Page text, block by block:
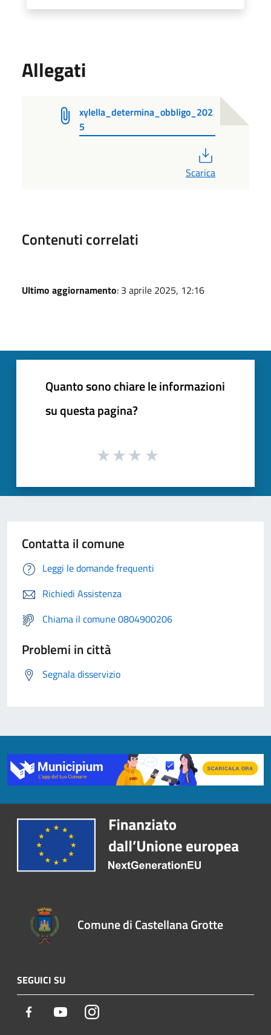
Allegati
xylella_determina_obbligo_202
5
Scarica
Contenuti correlati
Ultimo aggiornamento: 3 aprile 2025, 12:16
Quanto sono chiare le informazioni
su questa pagina?
Contatta il comune
Leggi le domande frequenti
Richiedi Assistenza
Chiama il comune 0804900206
Problemi in città
Segnala disservizio
Comune di Castellana Grotte
SEGUICI SU
Facebook YoutubeInstagram